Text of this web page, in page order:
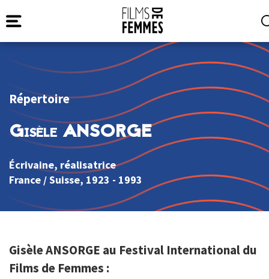
Répertoire
Gisèle ANSORGE
Écrivaine, réalisatrice
France /Suisse, 1923 - 1993
Gisèle ANSORGE au Festival International du
Films de Femmes :